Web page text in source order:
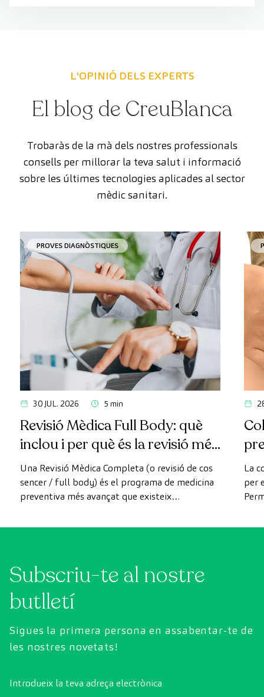
L'OPINIÓ DELS EXPERTS
El blog de CreuBlanca
Trobaràs de la mà dels nostres professionals
consells per millorar la teva salut i informació
sobre les últimes tecnologies aplicades al sector
mèdic sanitari.
PROVES DIAGNÒSTIQUES
30 JUL. 2026 5 min
Revisió Mèdica Full Body: què
inclou i per què és la revisió més
avançada
Una Revisió Mèdica Completa (o revisió de cos
sencer / full body) és el programa de medicina
preventiva més avançat que existeix
convencionals, aquesta revisió utilitza la
l'estat dels òrgans vitals, el sistema vascular i el
cervell abans que apareguin els primers
símptomes.
La
per
Subscriu-te al nostre
butlletí
Sigues la primera persona en assabentar-te de
les nostres novetats!
Introdueix la teva adreça electrònica